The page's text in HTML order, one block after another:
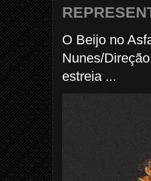
O Beijo no
Nunes/
estreia ...